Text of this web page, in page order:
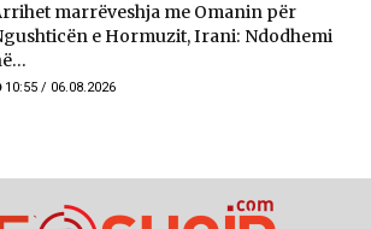
marrëveshja me Omanin për
e Hormuzit, Irani: Ndodhemi
10:55 / 06.08.2026